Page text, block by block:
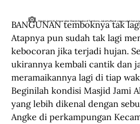
Masjid Jami Al-Anwar alias Masjid Angke di Tambora, Jakarta Barat yang sudah
BANGUNAN temboknya tak
Atapnya pun sudah tak lagi
kebocoran jika terjadi hujan.
ukirannya kembali cantik dan
meramaikannya lagi di tiap
Beginilah kondisi Masjid Jami
yang lebih dikenal dengan
Angke di perkampungan